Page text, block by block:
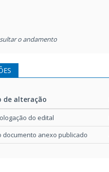
o andamento
de alteração
de alteração
do edital
documento anexo publicado